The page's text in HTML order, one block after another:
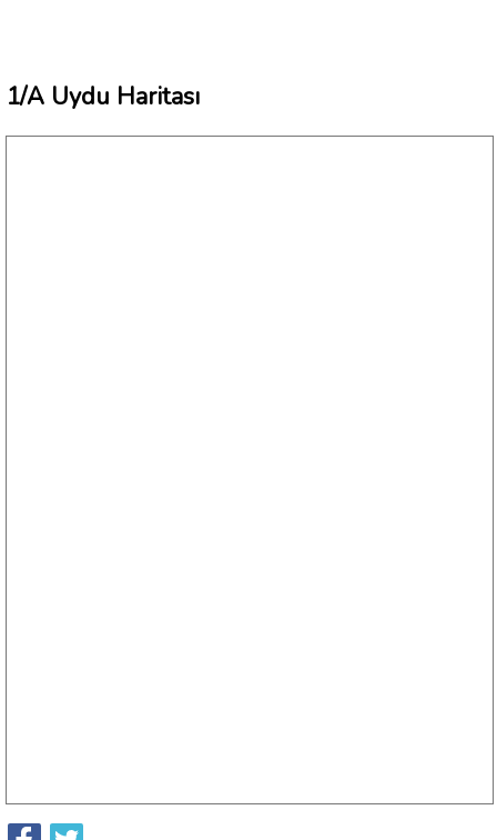
1/A Uydu Haritası